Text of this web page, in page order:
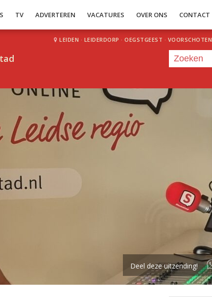
TV ADVERTEREN VACATURES OVER ONS CONTACT
LEIDEN · LEIDERDORP · OEGSTGEEST · VOORSCHOTEN
Deel deze uitzending!